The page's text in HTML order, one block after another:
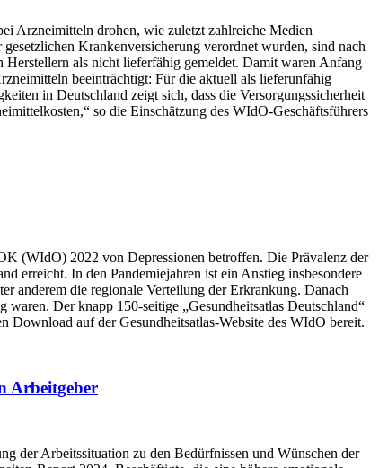
Arzneimitteln drohen, wie zuletzt zahlreiche Medien
Krankenversicherung verordnet wurden, sind nach
als nicht lieferfähig gemeldet. Damit waren Anfang
beeinträchtigt: Für die aktuell als lieferunfähig
in Deutschland zeigt sich, dass die Versorgungssicherheit
so die Einschätzung des WIdO-Geschäftsführers
(WIdO) 2022 von Depressionen betroffen. Die Prävalenz der
erreicht. In den Pandemiejahren ist ein Anstieg insbesondere
anderem die regionale Verteilung der Erkrankung. Danach
Der knapp 150-seitige „Gesundheitsatlas Deutschland“
Download auf der Gesundheitsatlas-Website des WIdO bereit.
Arbeitgeber
der Arbeitssituation zu den Bedürfnissen und Wünschen der